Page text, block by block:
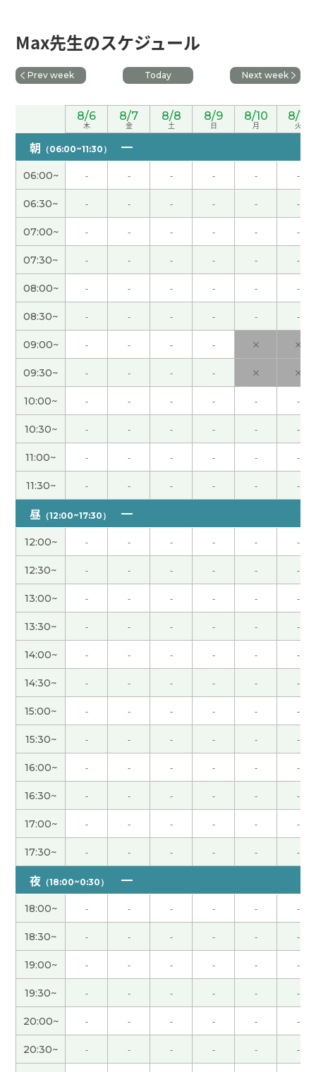
先生とのレッスンはもうすぐ４００回です。こんな
日が来るなんて信じられないです。何度も間違える
私に根気強く教えてくれる先生のお力のおかげで
す。とても真面目で、いつも熱心な先生です。先生
ともっと中国語で話せるようになりたいです。これ
からもよろしくお願いします。
( 40代 女性 )
每次都对我很有帮助。非常感谢您！
我精神饱满。现在的生活很满意。谢谢您，下次
见！
老师的每一条建议都非常准确，对我来说很有帮
助！希望您再帮我修改。以后也请多多关照＾＾
謝謝，老师
謝謝，老师( 40代 女性 )
謝謝，老师( 40代 女性 )
謝謝老師，下次見！
谢谢老师，这节课也很有意思。 我也这么想，我去
旅行的时候经常一个人去。 一个人更放松，计划也
可以自己决定。 所以我很明白老师说的意思。 我期
待能和老师再聊，下次再见。
谢谢老师，我很高兴能和您一起聊天。 这节课上很
有趣能听到旅行的故事。 老师去过日本各种各样的
地方，所以很了解日本的事情。 我很期待下节课，
下次见。
( 50代 男性 )
謝謝！( 40代 女性 )
今日もレッスンをしていただきありがとうござい
ました。先生とのレッスンをお休みしている間も
勉強を毎日していました。一人で勉強していると、
わからないことがたくさん出てくるので、たくさん
質問しようと思います。また明日からよろしくお願
いします。
好久不见，谢谢上课。我觉得福冈的食物什么都好
吃。生活环境也不错，交通方便，我欢迎来你九州
旅游！下次见。( 40代 男性 )
先生、今日もありがとうございました。今日は先
生とHSK４級のテキストをやりました。語句の並
べ替え問題のやり方が分からなかったので、そのコ
ツを教えてもらいました。いつもわかりやすいで
す。ありがとうございます。来週もよろしくおねが
いします。( 40代 女性 )
謝謝！ ( 40代 女性 )
謝謝！( 40代 女性 )
Max先生のスケジュール
Prev week Today Next week
8/6
木
8/7
金
8/8
土
8/9
日
8/10
月
8/11
火
朝 （06:00~11:30）
06:00~ - - - - - -
06:30~ - - - - - -
07:00~ - - - - - -
07:30~ - - - - - -
08:00~ - - - - - -
08:30~ - - - - - -
09:00~ - - - - × ×
09:30~ - - - - × ×
10:00~ - - - - - -
10:30~ - - - - - -
11:00~ - - - - - -
11:30~ - - - - - -
昼 （12:00~17:30）
12:00~ - - - - - -
12:30~ - - - - - -
13:00~ - - - - - -
13:30~ - - - - - -
14:00~ - - - - - -
14:30~ - - - - - -
15:00~ - - - - - -
15:30~ - - - - - -
16:00~ - - - - - -
16:30~ - - - - - -
17:00~ - - - - - -
17:30~ - - - - - -
夜 （18:00~0:30）
18:00~ - - - - - -
18:30~ - - - - - -
19:00~ - - - - - -
19:30~ - - - - - -
20:00~ - - - - - -
20:30~ - - - - - -